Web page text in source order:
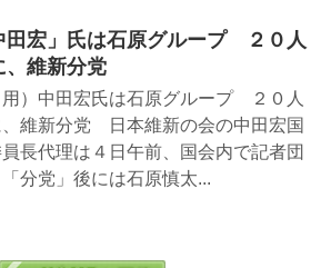
田宏」氏は石原グループ ２０人
、維新分党
用）中田宏氏は石原グループ ２０人
、維新分党 日本維新の会の中田宏国
長代理は４日午前、国会内で記者団
分党」後には石原慎太...